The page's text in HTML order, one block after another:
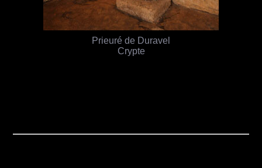
Prieuré de Duravel
Crypte